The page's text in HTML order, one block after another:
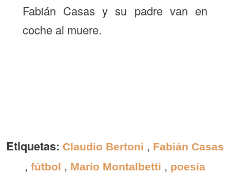
Fabián Casas y su padre van en
coche al muere.
Etiquetas: Claudio Bertoni , Fabián Casas
, fútbol , Mario Montalbetti , poesía